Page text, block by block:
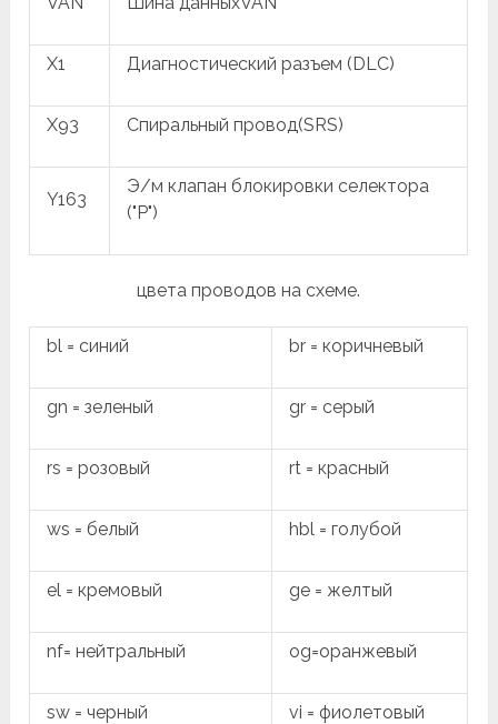
X1 Диагностический разъем (DLC)
X93 Спиральный провод(SRS)
Y163
Э/м клапан блокировки селектора
("P")
цвета проводов на схеме.
bl = синий br = коричневый
gn = зеленый gr = серый
rs = розовый rt = красный
ws = белый hbl = голубой
el = кремовый ge = желтый
nf= нейтральный og=оранжевый
sw = черный vi = фиолетовый